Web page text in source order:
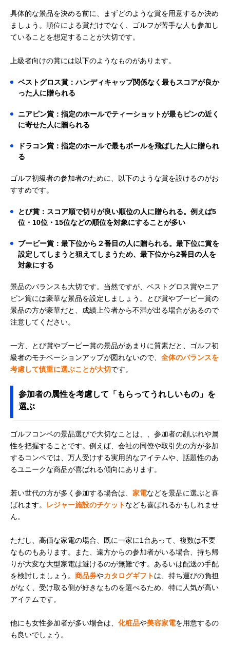
具体的な景品を決める前に、まずどのような賞を用意するか決め
ましょう。順位による賞だけでなく、ゴルフが苦手な人も参加し
ていることを想定することが大切です。
上級者向けの賞には以下のようなものがあります。
ベストグロス賞：ハンディキャップ関係なく最もスコアが良か
った人に贈られる
ニアピン賞：指定のホールでティーショットが最もピンの近く
に寄せた人に贈られる
ドラコン賞：指定のホールで最もボールを飛ばした人に贈られ
る
ゴルフ初級者の参加者のために、以下のような賞を設けるのがお
すすめです。
とび賞：スコア順で切りが良い順位の人に贈られる。例えば5
位・10位・15位などの順位を対象にすることが多い
ブービー賞：最下位から２番目の人に贈られる。最下位に賞を
設定してしまうと狙えてしまうため、最下位から2番目の人を
対象にする
景品のバランスも大切です。当然ですが、ベストグロス賞やニア
ピン賞には豪華な景品を設定しましょう。とび賞やブービー賞の
景品の方が豪華だと、成績上位者から不満が出る場合があるので
注意してください。
一方、とび賞やブービー賞の景品があまりに質素だと、ゴルフ初
級者のモチベーションアップが図れないので、 全体のバランスを
考慮して慎重に選ぶことが大切です。
参加者の属性を考慮して「もらってうれしいもの」を
選ぶ
ゴルフコンペの景品選びで大切なことは、、参加者の顔ぶれや属
性を把握することです。例えば、会社の同僚や取引先の方が参加
するコンペでは、万人受けする実用的なアイテムや、話題性のあ
るユニークな商品が喜ばれる傾向にあります。
若い世代の方が多く参加する場合は、 家電などを景品に選ぶと喜
ばれます。
レジャー施設のチケットなども喜ばれるかもしれませ
ん。
ただし、高価な家電の場合、既に一家に1台あって、複数は不要
なものもあります。また、遠方からの参加者がいる場合、持ち帰
りが大変な大型家電は避けるのが無難です。あるいは配送の手配
を検討しましょう。 商品券やカタログギフトは、持ち運びの負担
がなく、受け取る側が好きなものを選べるため、特に人気が高い
アイテムです。
他にも女性参加者が多い場合は、 化粧品や美容家電を用意するの
も良いでしょう。